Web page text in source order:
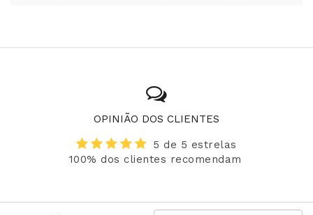
OPINIÃO DOS CLIENTES
5 de 5 estrelas
100% dos clientes recomendam